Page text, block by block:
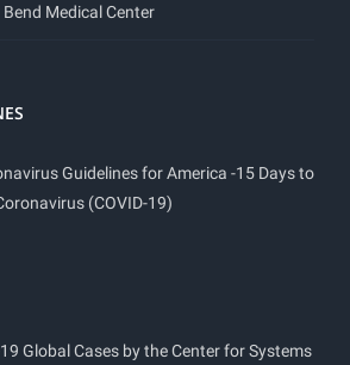
Medical Center
Guidelines for America -15 Days to
(COVID-19)
Global Cases by the Center for Systems